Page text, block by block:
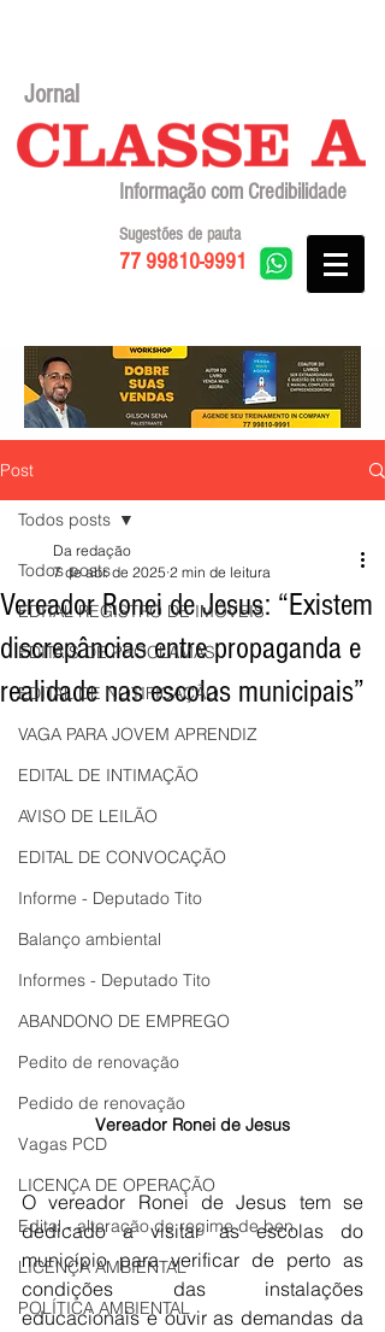
Jornal
Informação com Credibilidade
77 99810-9991
Sugestões de pauta
Post
Todos posts
EDITAL REGISTRO DE IMÓVEIS
EDITAIS DE PROCLAMAS
EDITAL DE NOTIFICAÇÃO
VAGA PARA JOVEM APRENDIZ
EDITAL DE INTIMAÇÃO
AVISO DE LEILÃO
EDITAL DE CONVOCAÇÃO
Informe - Deputado Tito
Balanço ambiental
Informes - Deputado Tito
ABANDONO DE EMPREGO
Pedito de renovação
Pedido de renovação
Vagas PCD
LICENÇA DE OPERAÇÃO
Edital - alteração de regime de ben
LICENÇA AMBIENTAL
POLÍTICA AMBIENTAL
Todos posts
Vereador Ronei de Jesus: “Existem
discrepâncias entre propaganda e
realidade nas escolas municipais”
Da redação
7 de abr. de 2025 2 min de leitura
Vereador Ronei de Jesus
O vereador Ronei de Jesus tem se
dedicado a visitar as escolas do
município para verificar de perto as
condições das instalações
educacionais e ouvir as demandas da